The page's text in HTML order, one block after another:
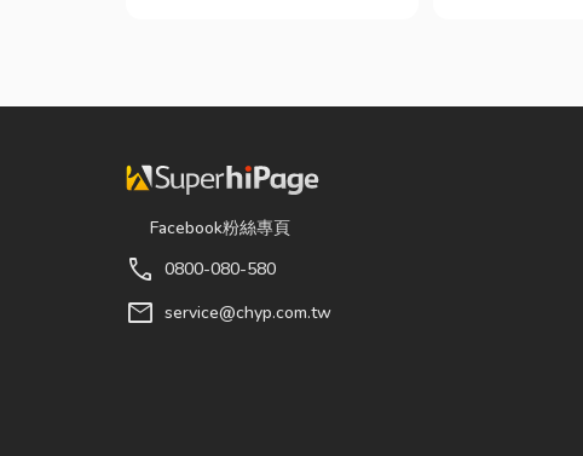
降...
Facebook粉絲專頁
call 0800-080-580
mail service@chyp.com.tw